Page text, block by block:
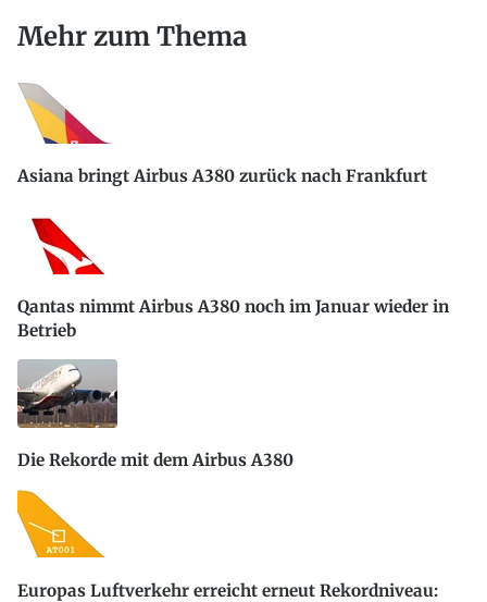
Mehr zum Thema
Asiana bringt Airbus A380 zurück nach Frankfurt
Qantas nimmt Airbus A380 noch im Januar wieder in
Betrieb
Die Rekorde mit dem Airbus A380
Europas Luftverkehr erreicht erneut Rekordniveau: